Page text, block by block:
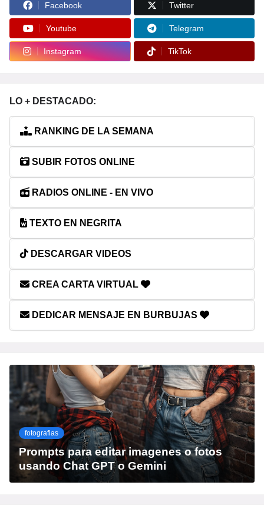
Facebook Twitter
Youtube Telegram
Instagram TikTok
LO + DESTACADO:
RANKING DE LA SEMANA
SUBIR FOTOS ONLINE
RADIOS ONLINE - EN VIVO
TEXTO EN NEGRITA
DESCARGAR VIDEOS
CREA CARTA VIRTUAL
DEDICAR MENSAJE EN BURBUJAS
fotografias
Prompts para editar imagenes o fotos
usando Chat GPT o Gemini